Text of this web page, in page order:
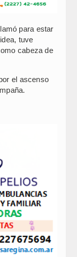
para estar
tuve
cabeza de
el ascenso